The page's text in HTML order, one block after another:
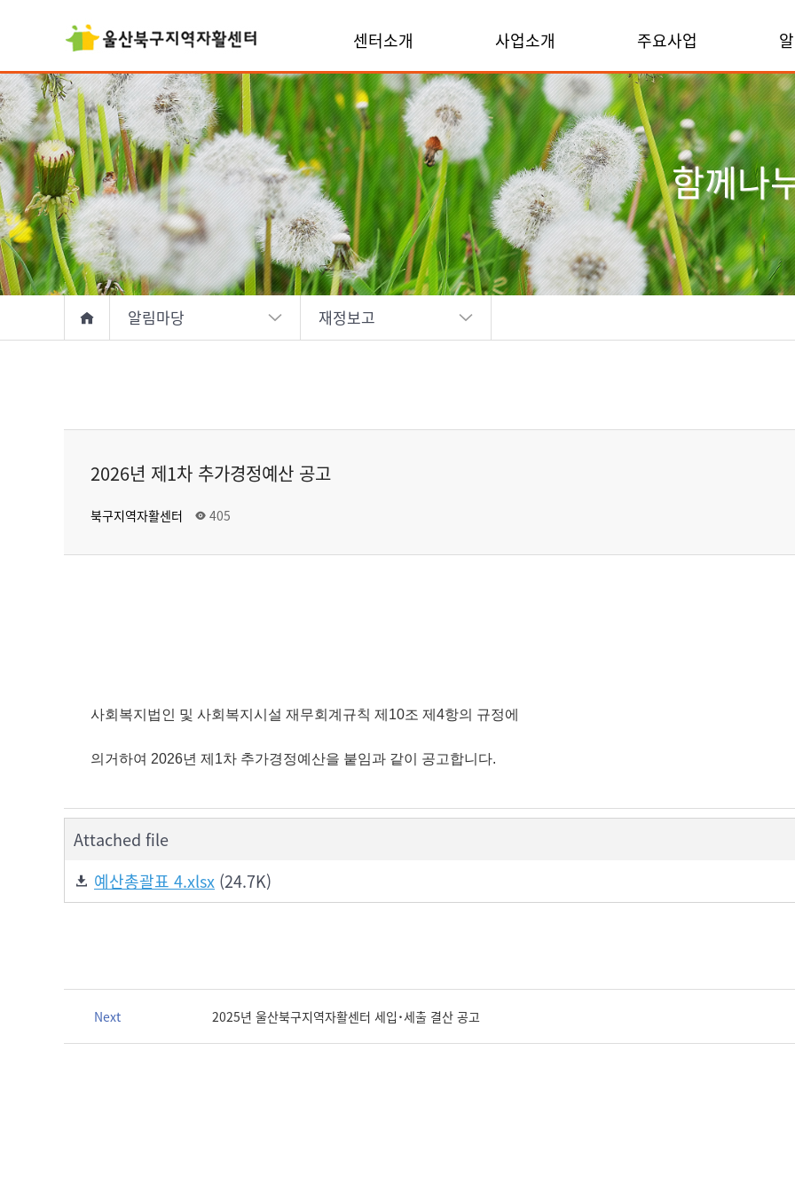
센터소개 사업소개 주요사업
함께나
알림마당 재정보고
2026년 제1차 추가경정예산 공고
북구지역자활센터 405
사회복지법인 및 사회복지시설 재무회계규칙 제10조 제4항의 규정에
의거하여 2026년 제1차 추가경정예산을 붙임과 같이 공고합니다.
Attached file
예산총괄표 4.xlsx (24.7K)
Next 2025년 울산북구지역자활센터 세입˙세출 결산 공고